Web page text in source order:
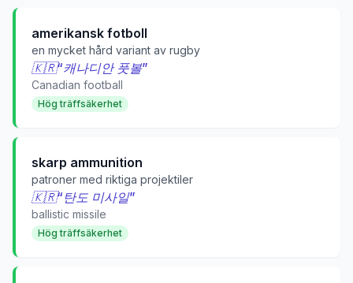
amerikansk fotboll
en mycket hård variant av rugby
🇰🇷“캐나디안 풋볼”
Canadian football
Hög träffsäkerhet
skarp ammunition
patroner med riktiga projektiler
🇰🇷“탄도 미사일”
ballistic missile
Hög träffsäkerhet